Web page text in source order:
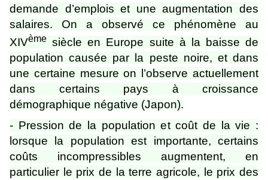
demande d’emplois et une augmentation des
salaires. On a observé ce phénomène au
XIVème siècle en Europe suite à la baisse de
population causée par la peste noire, et dans
une certaine mesure on l’observe actuellement
dans certains pays à croissance
démographique négative (Japon).
- Pression de la population et coût de la vie :
lorsque la population est importante, certains
coûts incompressibles augmentent, en
particulier le prix de la terre agricole, le prix des